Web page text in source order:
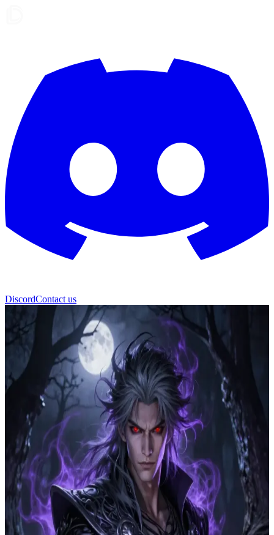
DiscordContact us